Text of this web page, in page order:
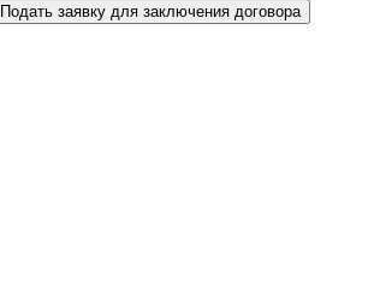
Подать заявку для заключения договора